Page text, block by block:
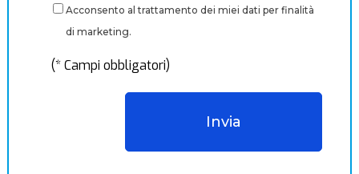
Acconsento al trattamento dei miei dati per finalità
di marketing.
(* Campi obbligatori)